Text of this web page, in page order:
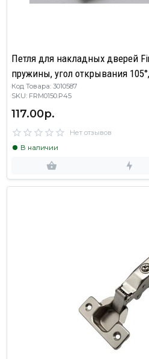
Петля для накладных дверей
пружины, угол открывания
Код Товара: 3010587
SKU: FRM0150.P45
117.00р.
Нет отзывов
В наличии